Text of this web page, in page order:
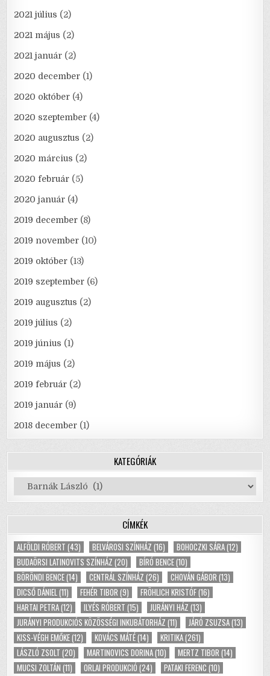
2021 július (2)
2021 május (2)
2021 január (2)
2020 december (1)
2020 október (4)
2020 szeptember (4)
2020 augusztus (2)
2020 március (2)
2020 február (5)
2020 január (4)
2019 december (8)
2019 november (10)
2019 október (13)
2019 szeptember (6)
2019 augusztus (2)
2019 július (2)
2019 június (1)
2019 május (2)
2019 február (2)
2019 január (9)
2018 december (1)
KATEGÓRIÁK
Kategóriák
CÍMKÉK
ALFÖLDI RÓBERT (43) BELVÁROSI SZÍNHÁZ (16) BOHOCZKI SÁRA(12)
BUDAÖRSI LATINOVITS SZÍNHÁZ (20) BÍRÓ BENCE(10)
BÖRÖNDI BENCE(14) CENTRÁL SZÍNHÁZ (26) CHOVÁN GÁBOR (13)
DICSŐ DÁNIEL(11) FEHÉR TIBOR (9) FRÖHLICH KRISTÓF(16)
HARTAI PETRA(12) ILYÉS RÓBERT (15) JURÁNYI HÁZ (13)
JURÁNYI PRODUKCIÓS KÖZÖSSÉGI INKUBÁTORHÁZ (11) JÁRÓ ZSUZSA(13)
KISS-VÉGH EMŐKE(12) KOVÁCS MÁTÉ(14) KRITIKA(261)
LÁSZLÓ ZSOLT (20) MARTINOVICS DORINA(10) MERTZ TIBOR (14)
MUCSI ZOLTÁN (11) ORLAI PRODUKCIÓ (24) PATAKI FERENC (10)